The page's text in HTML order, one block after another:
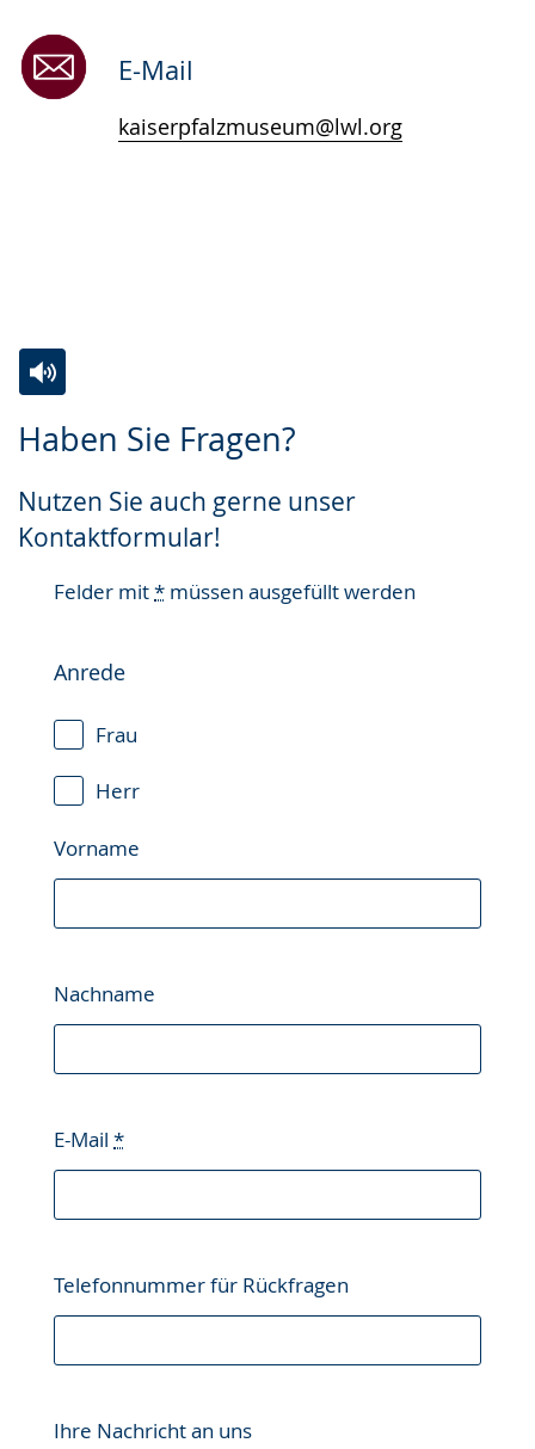
E-Mail
kaiserpfalzmuseum@lwl.org
Haben Sie Fragen?
Nutzen Sie auch gerne unser
Kontaktformular!
Felder mit* müssen ausgefüllt werden
Anrede
Frau
Herr
Vorname
Nachname
E-Mail *
Telefonnummer für Rückfragen
Ihre Nachricht an uns
Leichten
wechseln.
Audio-
Video
Deutscher
Gebärdensprache
wird